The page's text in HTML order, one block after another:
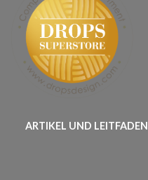
ARTIKEL UND LEITFADEN